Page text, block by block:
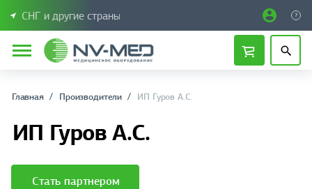
СНГ и другие страны
Главная Производители ИП Гуров А.С.
ИП Гуров А.С.
Стать партнером